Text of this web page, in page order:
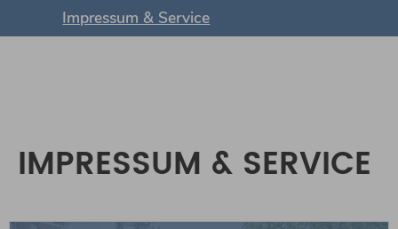
Impressum & Service
IMPRESSUM & SERVICE